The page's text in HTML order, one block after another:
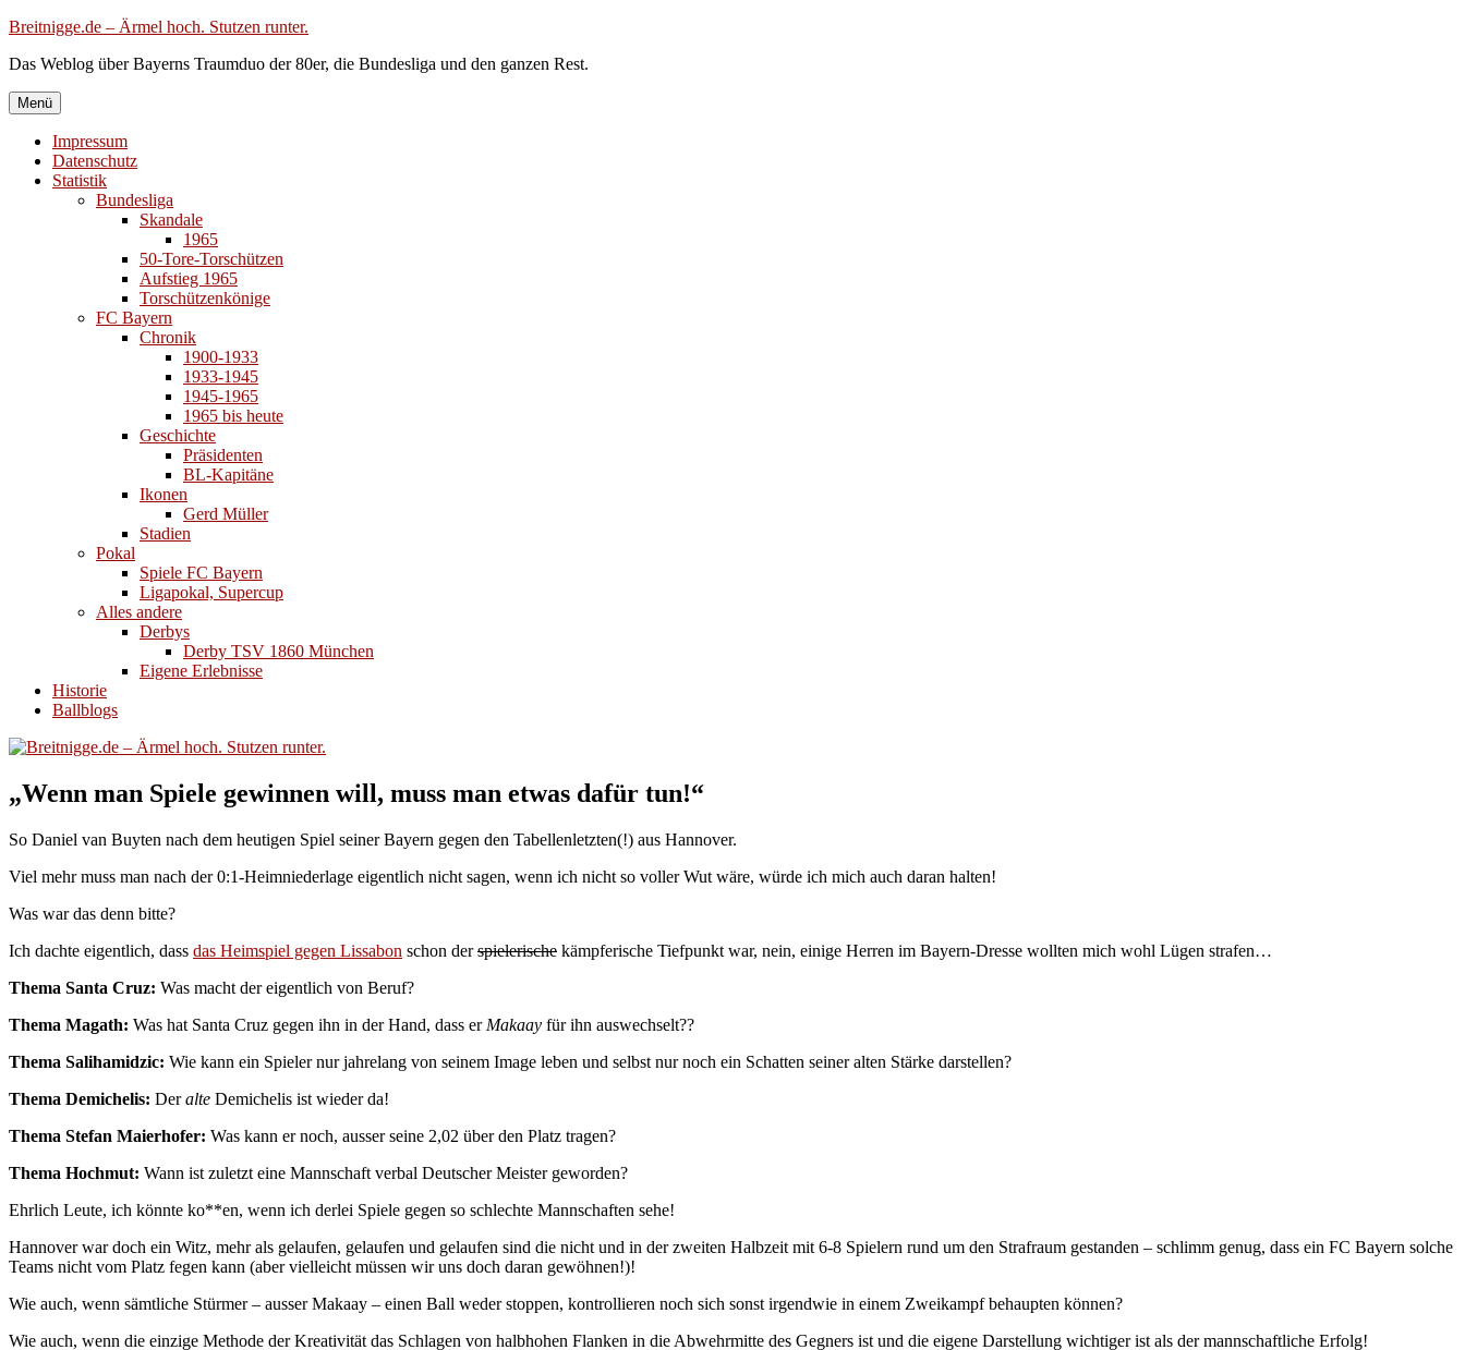
Zum
springen
Breitnigge.de – Ärmel hoch. Stutzen runter.
Das Weblog über Bayerns Traumduo der 80er, die Bundesliga und den ganzen Rest.
Menü
Impressum
Datenschutz
Statistik
Bundesliga
Skandale
1965
50-Tore-Torschützen
Aufstieg 1965
Torschützenkönige
FC Bayern
Chronik
1900-1933
1933-1945
1945-1965
1965 bis heute
Geschichte
Präsidenten
BL-Kapitäne
Ikonen
Gerd Müller
Stadien
Pokal
Spiele FC Bayern
Ligapokal, Supercup
Alles andere
Derbys
Derby TSV 1860 München
Eigene Erlebnisse
Historie
Ballblogs
„Wenn man Spiele gewinnen will, muss man etwas dafür tun!“
So Daniel van Buyten nach dem heutigen Spiel seiner Bayern gegen den Tabellenletzten(!) aus Hannover.
Viel mehr muss man nach der 0:1-Heimniederlage eigentlich nicht sagen, wenn ich nicht so voller Wut wäre, würde ich mich auch daran halten!
Was war das denn bitte?
Ich dachte eigentlich, dass das Heimspiel gegen Lissabon schon derspielerische kämpferische Tiefpunkt war, nein, einige Herren im Bayern-Dresse wollten mich wohl Lügen strafen…
Thema Santa Cruz: Was macht der eigentlich von Beruf?
Thema Magath: Was hat Santa Cruz gegen ihn in der Hand, dass er Makaay für ihn auswechselt??
Thema Salihamidzic: Wie kann ein Spieler nur jahrelang von seinem Image leben und selbst nur noch ein Schatten seiner alten Stärke darstellen?
Thema Demichelis: Deralte Demichelis ist wieder da!
Thema Stefan Maierhofer: Was kann er noch, ausser seine 2,02 über den Platz tragen?
Thema Hochmut: Wann ist zuletzt eine Mannschaft verbal Deutscher Meister geworden?
Ehrlich Leute, ich könnte ko**en, wenn ich derlei Spiele gegen so schlechte Mannschaften sehe!
Hannover war doch ein Witz, mehr als gelaufen, gelaufen und gelaufen sind die nicht und in der zweiten Halbzeit mit 6-8 Spielern rund um den Strafraum gestanden – schlimm genug, dass ein FC Bayern solche
Teams nicht vom Platz fegen kann (aber vielleicht müssen wir uns doch daran gewöhnen!)!
Wie auch, wenn sämtliche Stürmer – ausser Makaay – einen Ball weder stoppen, kontrollieren noch sich sonst irgendwie in einem Zweikampf behaupten können?
Wie auch, wenn die einzige Methode der Kreativität das Schlagen von halbhohen Flanken in die Abwehrmitte des Gegners ist und die eigene Darstellung wichtiger ist als der mannschaftliche Erfolg!